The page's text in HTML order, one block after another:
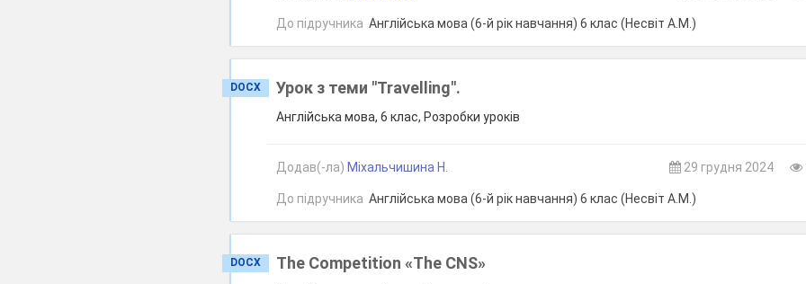
До підручника Англійська мова (6-й рік навчання) 6 клас (Несвіт А.М.)
DOCX Урок з теми "Travelling".
Англійська мова, 6 клас, Розробки уроків
Додав(-ла) Міхальчишина Н. 29 грудня 2024
До підручника Англійська мова (6-й рік навчання) 6 клас (Несвіт А.М.)
DOCX The Competition «The CNS»